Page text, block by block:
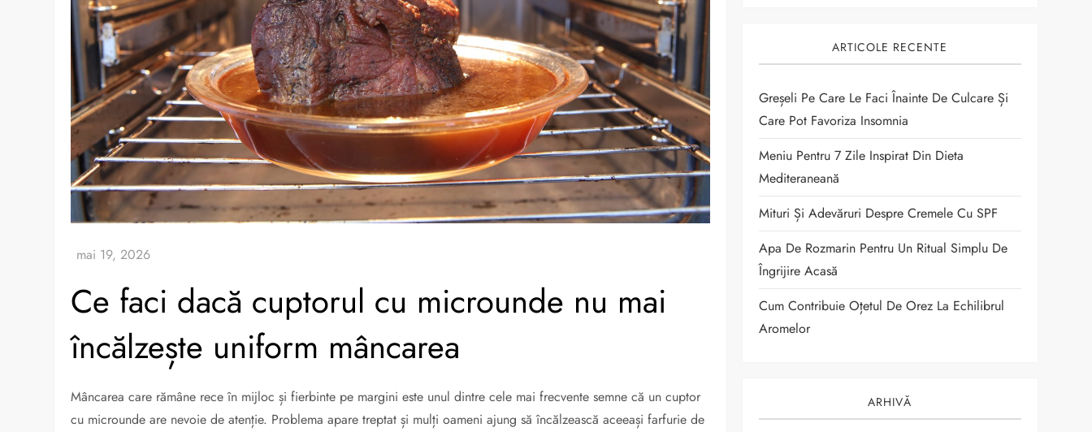
Ce faci dacă cuptorul cu microunde nu mai
încălzește uniform mâncarea
Mâncarea care rămâne rece în mijloc și fierbinte pe margini este unul dintre cele mai frecvente semne că un cuptor
cu microunde are nevoie de atenție. Problema apare treptat și mulți oameni ajung să încălzească aceeași farfurie de
ARTICOLE RECENTE
Greșeli Pe Care Le Faci Înainte De Culcare Și
Care Pot Favoriza Insomnia
Meniu Pentru 7 Zile Inspirat Din Dieta
Mediteraneană
Mituri Și Adevăruri Despre Cremele Cu SPF
Apa De Rozmarin Pentru Un Ritual Simplu De
Îngrijire Acasă
Cum Contribuie Oțetul De Orez La Echilibrul
Aromelor
ARHIVĂ